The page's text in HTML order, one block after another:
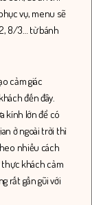
vụ, menu sẽ
8/3… từ bánh
cảm giác
đến đây.
kính lớn để có
ở ngoài trời thì
nhiều cách
thực khách cảm
rất gần gũi với